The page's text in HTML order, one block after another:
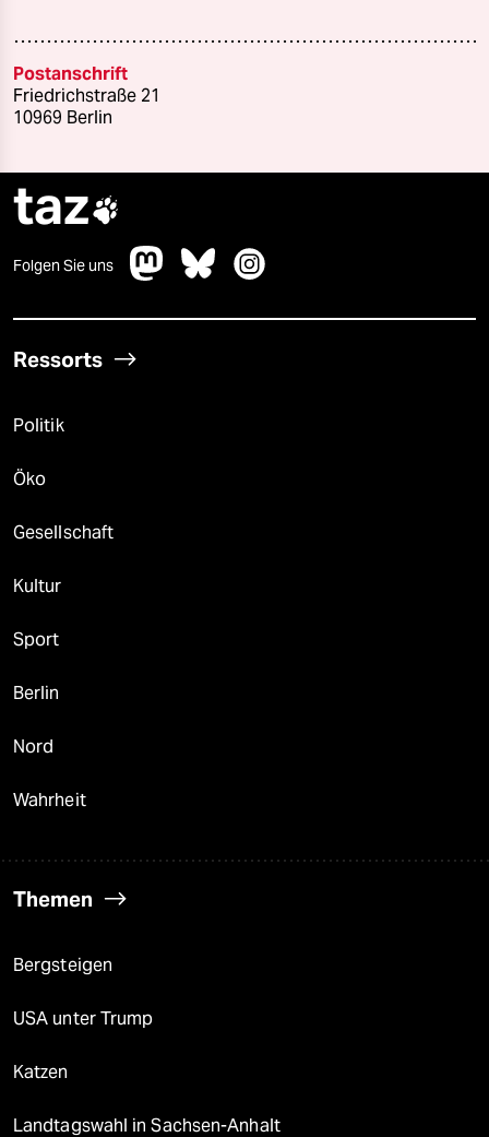
Postanschrift
Friedrichstraße 21
10969 Berlin
taz
Folgen Sie uns
Ressorts
Politik
Öko
Gesellschaft
Kultur
Sport
Berlin
Nord
Wahrheit
Themen
Bergsteigen
USA unter Trump
Katzen
Landtagswahl in Sachsen-Anhalt